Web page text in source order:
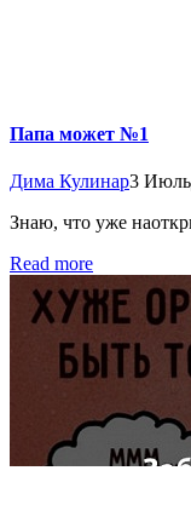
Папа может №1
Дима Кулинар3 Июль
Знаю, что уже
Read more